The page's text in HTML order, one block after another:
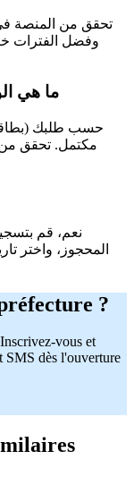
تحقق من المنصة في
وفضل الفترات
ما هي
حسب طلبك
نعم، قم
المحجوز، واختر
?
vous et
SMS dès l'ouverture